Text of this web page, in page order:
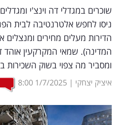
וטק
שיווק
ופרסום
משפט
מדדים
ומחקרים
שוכרים במגדלי דה וינצ'י
ניסו לחפש אלטרנטיבה לבית
הדירות מעלים מחירים
המדינה). שמאי המקרקעין
ומסביר מה צפוי בשוק השכירות
איציק יצחקי |
1/7/2025
8:00